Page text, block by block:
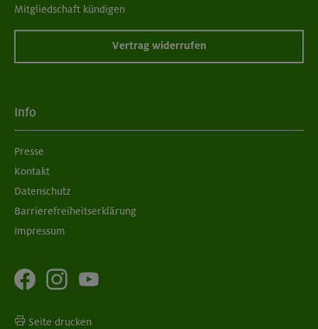
Mitgliedschaft kündigen
Vertrag widerrufen
Info
Presse
Kontakt
Datenschutz
Barrierefreiheitserklärung
Impressum
Seite drucken